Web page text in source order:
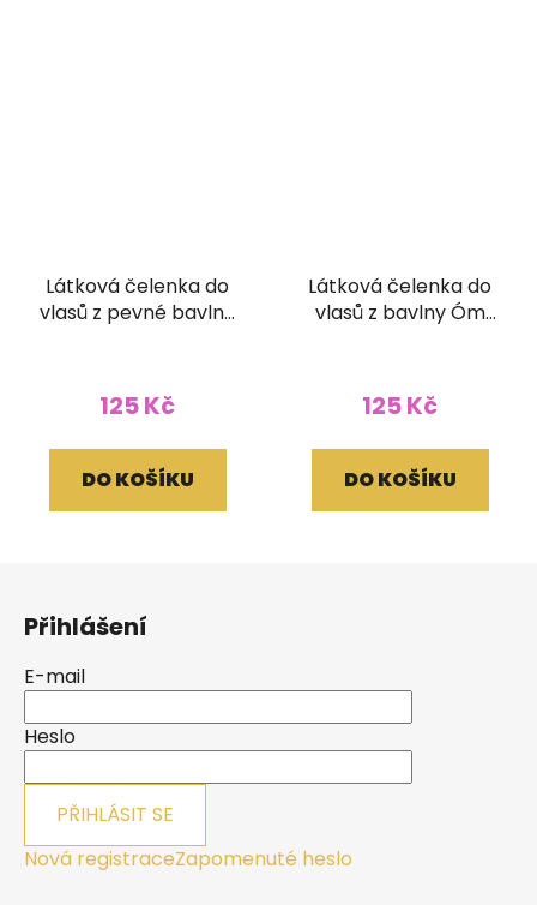
Látková čelenka do
vlasů z pevné bavlny
vínovohnědá
125 Kč
DO KOŠÍKU
Látková čelenka do
vlasů z bavlny Óm
125 Kč
DO KOŠÍKU
Přihlášení
E-mail
Heslo
PŘIHLÁSIT SE
Nová registraceZapomenuté heslo